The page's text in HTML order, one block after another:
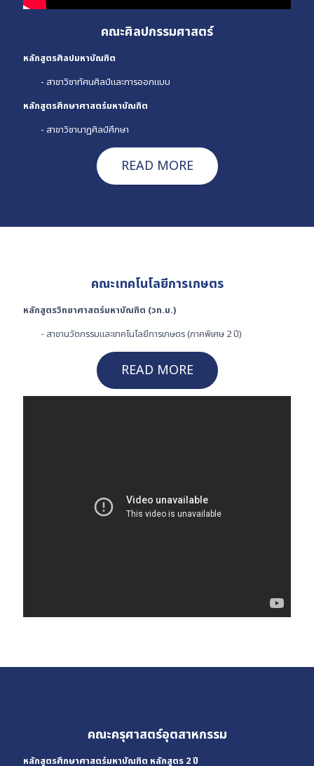
คณะศิลปกรรมศาสตร์
หลักสูตรศิลปมหาบัณฑิต
- สาขาวิชาทัศนศิลป์และการออกแบบ
หลักสูตรศึกษาศาสตร์มหาบัณฑิต
- สาขาวิชานาฏศิลป์ศึกษา
READ MORE
คณะเทคโนโลยีการเกษตร
หลักสูตรวิทยาศาสตร์มหาบัณฑิต (วท.ม.)
- สาขานวัตกรรมและเทคโนโลยีการเกษตร (ภาคพิเศษ 2 ปี)
READ MORE
คณะครุศาสตร์อุตสาหกรรม
หลักสูตรศึกษาศาสตร์มหาบัณฑิต หลักสูตร 2 ปี